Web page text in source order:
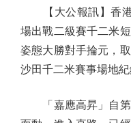
【大公報訊】香港
場出戰二級賽千二米
姿態大勝對手掄元，
沙田千二米賽事場地紀
「嘉應高昇」自第